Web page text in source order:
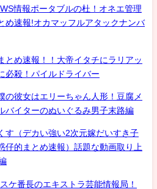
情報ポータブルの杜！オネエ管理
め速報!オカマッフルアタックナンバ
とめ速報！！大帝イタチにラリアッ
必殺！パイルドライバー
彼女はエリーちゃん人形！豆腐メ
バイターのぬいぐるみ男子末路編
す（デカい強い2次元嫁だいすき子
仔的まとめ速報）話題な動画取り上
ケ番長のエキストラ芸能情報局！